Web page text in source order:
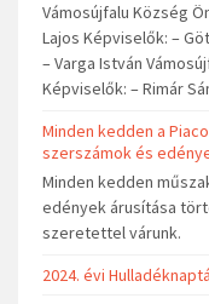
Vámosújfalu Község
Lajos Képviselők: –
– Varga István
Képviselők: – Rimár
Minden kedden a
szerszámok és
Minden kedden
edények árusítása
szeretettel várunk.
2024. évi